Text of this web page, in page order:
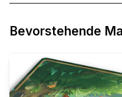
Bevorstehende